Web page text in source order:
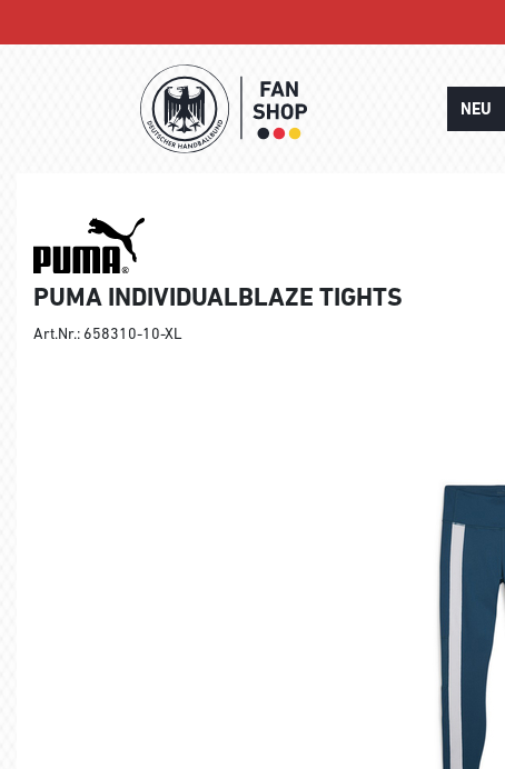
NEU
PUMA INDIVIDUALBLAZE TIGHTS
Art.Nr.: 658310-10-XL